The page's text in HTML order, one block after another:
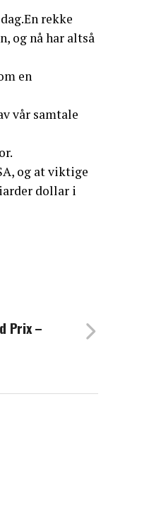
rekke
og nå har altså
en
vår samtale
og at viktige
dollar i
Prix –